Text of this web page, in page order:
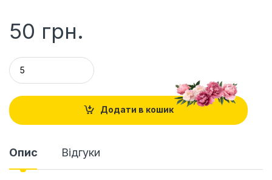
50 грн.
Q
u
a
t
i
Додати в кошик
Опис Відгуки